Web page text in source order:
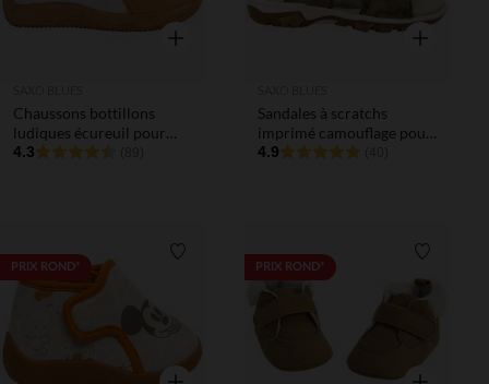
Aperçu rapide
Chaussons bottillons
ludiques écureuil pour
bébé garçon
4.3
Aperçu
Sandales à scratchs
imprimé camouflage pour
bébé garçon
4.9
PRIX ROND* Liste de souhaits
Aperçu rapide
PRIX ROND*
Aperçu